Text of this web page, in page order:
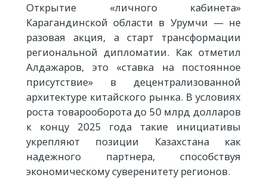
Открытие «личного кабинета»
Карагандинской области в Урумчи — не
разовая акция, а старт трансформации
региональной дипломатии. Как отметил
Алдажаров, это «ставка на постоянное
присутствие» в децентрализованной
архитектуре китайского рынка. В условиях
роста товарооборота до 50 млрд долларов
к концу 2025 года такие инициативы
укрепляют позиции Казахстана как
надежного партнера, способствуя
экономическому суверенитету регионов.